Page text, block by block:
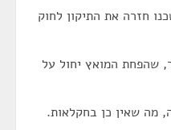
חזרה את התיקון לחוק
שהפחת המואץ יחול על
מה שאין כן בחקלאות.